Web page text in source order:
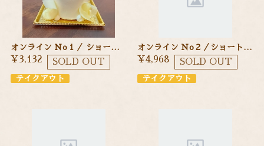
オンライン Ｎo１／ ショートケーキ ９cm 季節のフルーツを使ったショートケーキ
¥3,132 SOLD OUT
テイクアウト
オンライン Ｎo２／ショートケーキ １２cm 季節のフルーツを使ったショートケーキ
¥4,968 SOLD OUT
テイクアウト